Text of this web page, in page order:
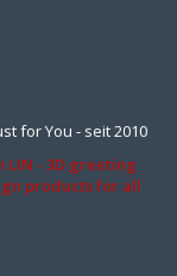
for You - seit 2010
LIN - 3D greeting
products for all